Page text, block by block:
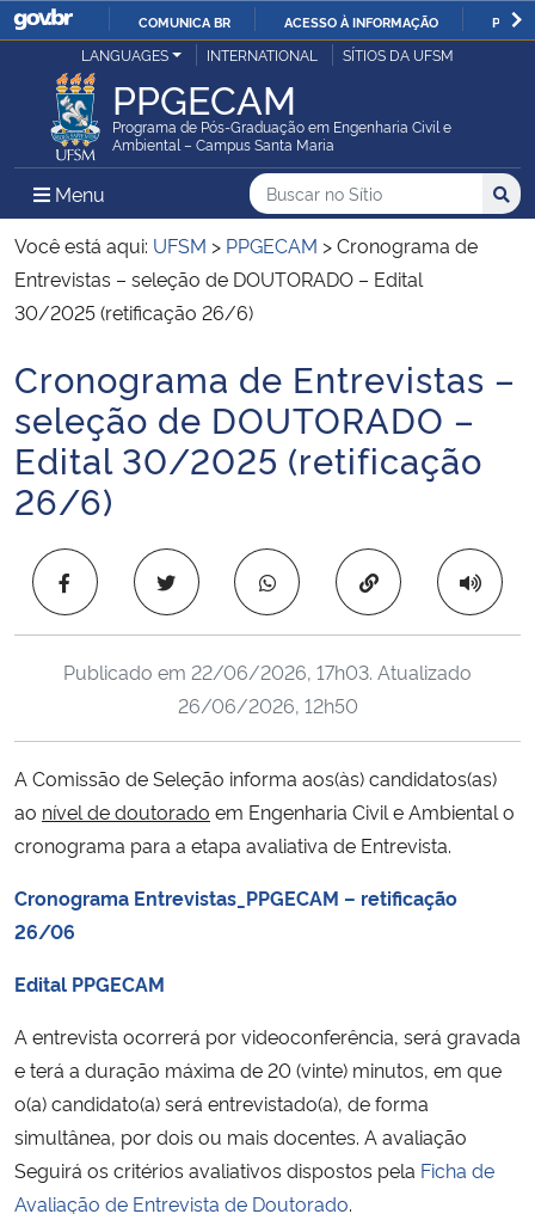
IR
PARA
O
CONTEÚDO
COMUNICA BR ACESSO À INFORMAÇÃO
Ministério da Justiça e Segurança Pública
Ministério da Defesa
Ministério das Relações Exteriores
Ministério da Economia
Ministério da Infraestrutura
Ministério da Agricultura, Pecuária e Abastecimento
Ministério da Educação
Ministério da Cidadania
Ministério da Saúde
Ministério de Minas e Energia
Ministério da Ciência, Tecnologia, Inovações e Comunicações
Ministério do Meio Ambiente
Ministério do Desenvolvimento Regional
Controladoria-Geral da União
Ministério da Mulher, da Família e dos Direitos Humanos
Secretaria de Governo
LANGUAGES INTERNATIONAL SÍTIOS DA UFSM
PPGECAM
Programa de Pós-Graduação em Engenharia Civil e
Ambiental – Campus Santa Maria
Menu Menu Principal do Sítio
Busca
Buscar no no Sítio
Busca:
Você está aqui: UFSM > PPGECAM >Cronograma de
Entrevistas – seleção de DOUTORADO – Edital
30/2025 (retificação 26/6)
Início do conteúdo
Cronograma de Entrevistas –
seleção de DOUTORADO –
Edital 30/2025 (retificação
26/6)
Copiar para área
Publicado em 22/06/2026, 17h03. Atualizado
26/06/2026, 12h50
A Comissão de Seleção informa aos(às) candidatos(as)
ao nível de doutorado em Engenharia Civil e Ambiental o
cronograma para a etapa avaliativa de Entrevista.
Cronograma Entrevistas_PPGECAM – retificação
26/06
Edital PPGECAM
A entrevista ocorrerá por videoconferência, será gravada
e terá a duração máxima de 20 (vinte) minutos, em que
o(a) candidato(a) será entrevistado(a), de forma
simultânea, por dois ou mais docentes. A avaliação
Seguirá os critérios avaliativos dispostos pela Ficha de
Avaliação de Entrevista de Doutorado.